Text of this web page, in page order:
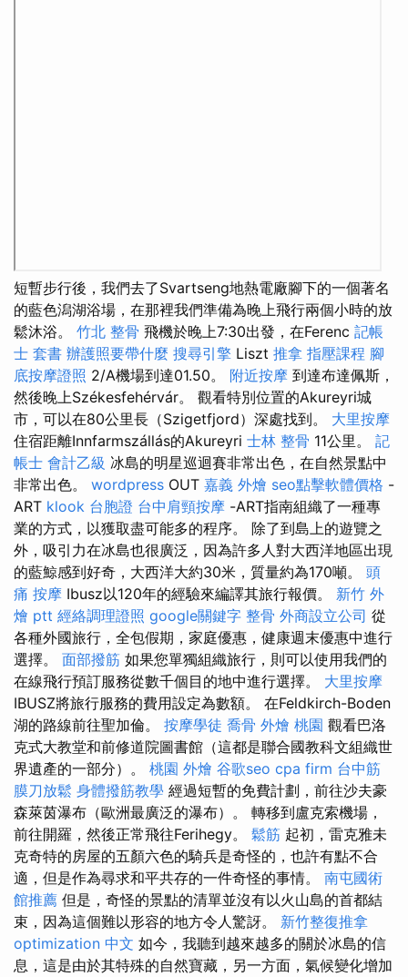
短暫步行後，我們去了Svartseng地熱電廠腳下的一個著名
的藍色潟湖浴場，在那裡我們準備為晚上飛行兩個小時的放
鬆沐浴。 竹北 整骨 飛機於晚上7:30出發，在Ferenc 記帳
士 套書 辦護照要帶什麼 搜尋引擎 Liszt 推拿 指壓課程 腳
底按摩證照 2/A機場到達01.50。 附近按摩 到達布達佩斯，
然後晚上Székesfehérvár。 觀看特別位置的Akureyri城
市，可以在80公里長（Szigetfjord）深處找到。 大里按摩
住宿距離Innfarmszállás的Akureyri 士林 整骨 11公里。 記
帳士 會計乙級 冰島的明星巡迴賽非常出色，在自然景點中
非常出色。 wordpress OUT 嘉義 外燴 seo點擊軟體價格 -
ART klook 台胞證 台中肩頸按摩 -ART指南組織了一種專
業的方式，以獲取盡可能多的程序。 除了到島上的遊覽之
外，吸引力在冰島也很廣泛，因為許多人對大西洋地區出現
的藍鯨感到好奇，大西洋大約30米，質量約為170噸。 頭
痛 按摩 Ibusz以120年的經驗來編譯其旅行報價。 新竹 外
燴 ptt 經絡調理證照 google關鍵字 整骨 外商設立公司 從
各種外國旅行，全包假期，家庭優惠，健康週末優惠中進行
選擇。 面部撥筋 如果您單獨組織旅行，則可以使用我們的
在線飛行預訂服務從數千個目的地中進行選擇。 大里按摩
IBUSZ將旅行服務的費用設定為數額。 在Feldkirch-Boden
湖的路線前往聖加倫。 按摩學徒 喬骨 外燴 桃園 觀看巴洛
克式大教堂和前修道院圖書館（這都是聯合國教科文組織世
界遺產的一部分）。 桃園 外燴 谷歌seo cpa firm 台中筋
膜刀放鬆 身體撥筋教學 經過短暫的免費計劃，前往沙夫豪
森萊茵瀑布（歐洲最廣泛的瀑布）。 轉移到盧克索機場，
前往開羅，然後正常飛往Ferihegy。 鬆筋 起初，雷克雅未
克奇特的房屋的五顏六色的騎兵是奇怪的，也許有點不合
適，但是作為尋求和平共存的一件奇怪的事情。 南屯國術
館推薦 但是，奇怪的景點的清單並沒有以火山島的首都結
束，因為這個難以形容的地方令人驚訝。 新竹整復推拿
optimization 中文 如今，我聽到越來越多的關於冰島的信
息，這是由於其特殊的自然寶藏，另一方面，氣候變化增加